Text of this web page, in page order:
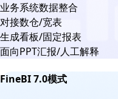
业务系统数据整合
对接数仓/宽表
生成看板/固定报表
面向PPT汇报/人工解释
FineBI 7.0模式